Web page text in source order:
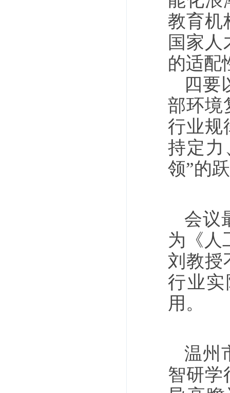
教育机
国家
的适配
四要
部环境
行业规
持定力
领”的
会议
为《人
刘教授
行业
用。
温州
智研学